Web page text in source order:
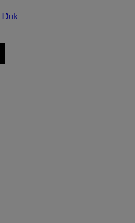
Duk